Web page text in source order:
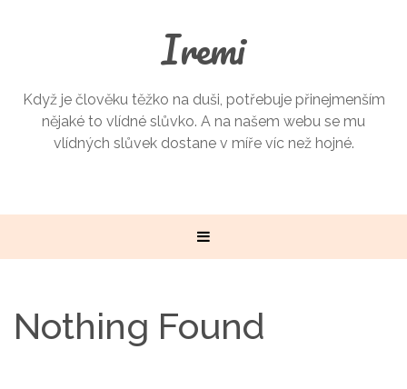
Iremi
Když je člověku těžko na duši, potřebuje přinejmenším
nějaké to vlídné slůvko. A na našem webu se mu
vlídných slůvek dostane v míře víc než hojné.
Nothing Found